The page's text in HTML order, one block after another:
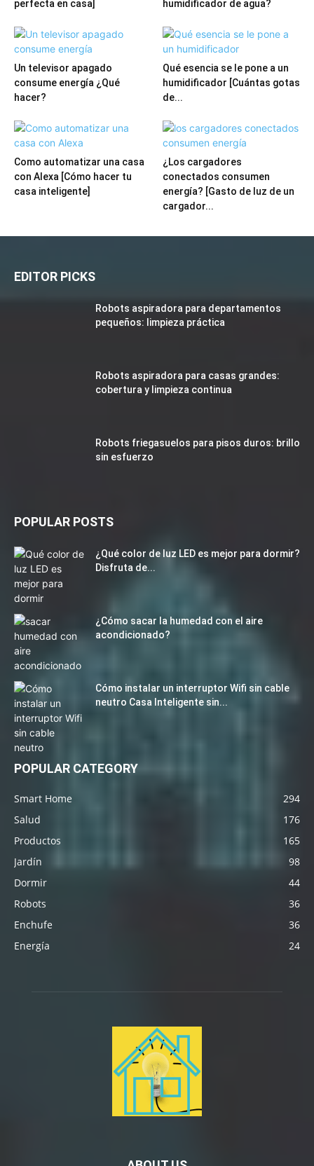
perfecta en casa]
humidificador de agua?
Un televisor apagado
consume energía ¿Qué
hacer?
Qué esencia se le pone a un
humidificador [Cuántas gotas
de...
Como automatizar una casa
con Alexa [Cómo hacer tu
casa inteligente]
¿Los cargadores
conectados consumen
energía? [Gasto de luz de un
cargador...
EDITOR PICKS
Robots aspiradora para departamentos
pequeños: limpieza práctica
Robots aspiradora para casas grandes:
cobertura y limpieza continua
Robots friegasuelos para pisos duros: brillo
sin esfuerzo
POPULAR POSTS
¿Qué color de luz LED es mejor para dormir?
Disfruta de...
¿Cómo sacar la humedad con el aire
acondicionado?
Cómo instalar un interruptor Wifi sin cable
neutro Casa Inteligente sin...
POPULAR CATEGORY
Smart Home
294
Salud
176
Productos
165
Jardín
98
Dormir
44
Robots
36
Enchufe
36
Energía
24